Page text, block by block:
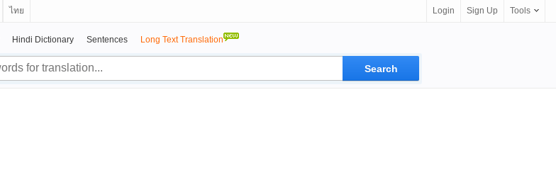
ไทย Login Sign Up Tools
Hindi Dictionary Sentences Long Text Translation